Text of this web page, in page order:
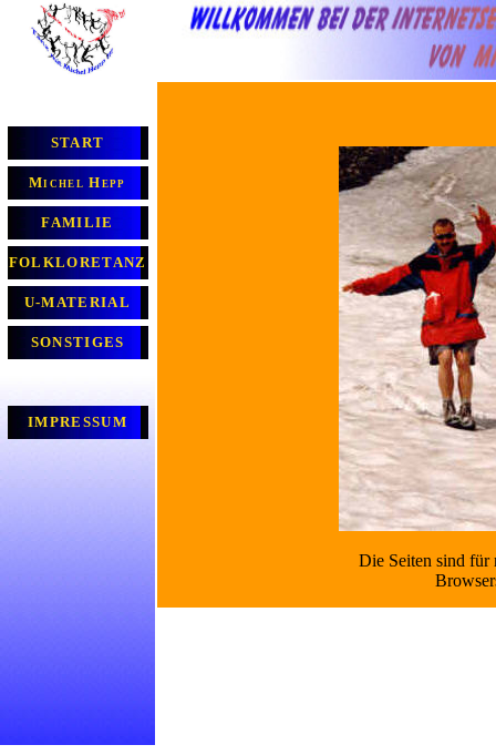
START
Michel Hepp
FAMILIE
FOLKLORETANZ
U-MATERIAL
SONSTIGES
IMPRESSUM
Die Seiten sind für